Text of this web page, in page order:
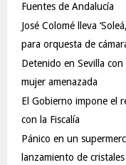
Fuentes de Andalucía
José Colomé lleva
para orquesta de
Detenido en Sevilla
mujer amenazada
El Gobierno impone el
con la Fiscalía
Pánico en un
lanzamiento de cristales